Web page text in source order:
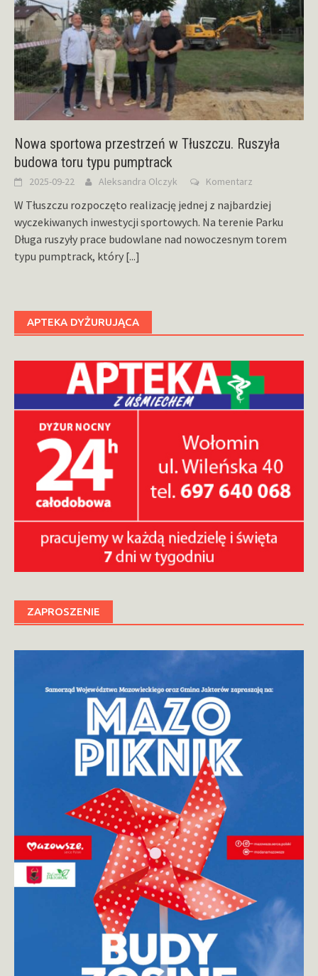
Nowa sportowa przestrzeń w Tłuszczu. Ruszyła
budowa toru typu pumptrack
2025-09-22 Aleksandra Olczyk Komentarz
W Tłuszczu rozpoczęto realizację jednej z najbardziej
wyczekiwanych inwestycji sportowych. Na terenie Parku
Długa ruszyły prace budowlane nad nowoczesnym torem
typu pumptrack, który [...]
APTEKA DYŻURUJĄCA
ZAPROSZENIE